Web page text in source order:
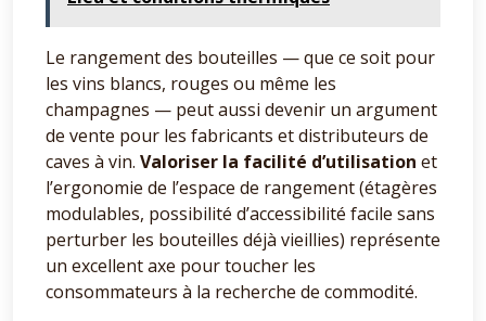
Le rangement des bouteilles — que ce soit pour
les vins blancs, rouges ou même les
champagnes — peut aussi devenir un argument
de vente pour les fabricants et distributeurs de
caves à vin. Valoriser la facilité d’utilisation et
l’ergonomie de l’espace de rangement (étagères
modulables, possibilité d’accessibilité facile sans
perturber les bouteilles déjà vieillies) représente
un excellent axe pour toucher les
consommateurs à la recherche de commodité.